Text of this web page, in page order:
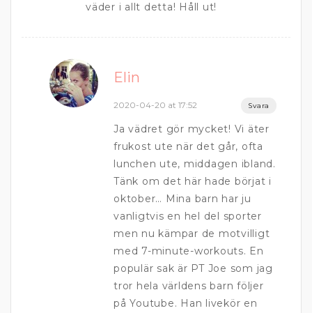
väder i allt detta! Håll ut!
Elin
2020-04-20 at 17:52 Svara
Ja vädret gör mycket! Vi äter
frukost ute när det går, ofta
lunchen ute, middagen ibland.
Tänk om det här hade börjat i
oktober… Mina barn har ju
vanligtvis en hel del sporter
men nu kämpar de motvilligt
med 7-minute-workouts. En
populär sak är PT Joe som jag
tror hela världens barn följer
på Youtube. Han livekör en